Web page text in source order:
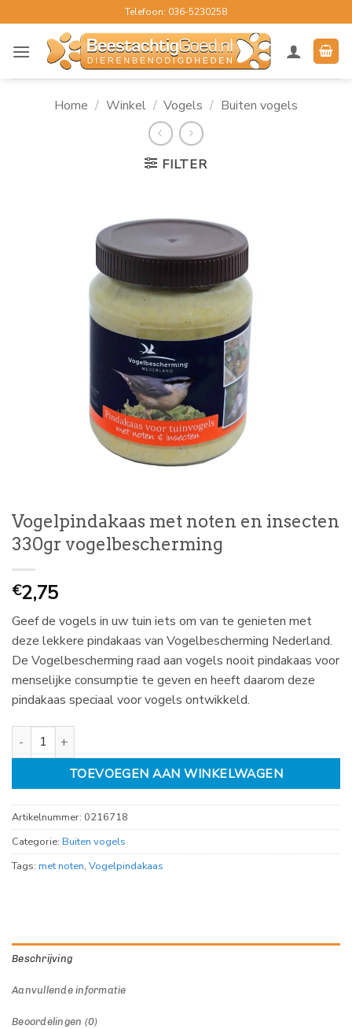
naar
inhoud
Telefoon: 036-5230258
Home / Winkel / Vogels / Buiten vogels
FILTER
Vogelpindakaas met noten en insecten
330gr vogelbescherming
€2,75
Geef de vogels in uw tuin iets om van te genieten met
deze lekkere pindakaas van Vogelbescherming Nederland.
De Vogelbescherming raad aan vogels nooit pindakaas voor
menselijke consumptie te geven en heeft daarom deze
pindakaas speciaal voor vogels ontwikkeld.
Vogelpindakaas met noten en insecten 330gr vogelbescherming
TOEVOEGEN AAN WINKELWAGEN
Artikelnummer: 0216718
Categorie: Buiten vogels
Tags: met noten, Vogelpindakaas
Beschrijving
Aanvullende informatie
Beoordelingen (0)